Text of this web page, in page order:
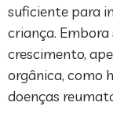
suficiente para
criança.
crescimento,
orgânica, como
doenças